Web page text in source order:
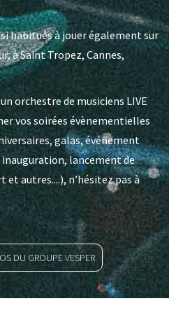
habitués à jouer également sur
à Saint Tropez, Cannes,
orchestre de musiciens LIVE
vos soirées évènementielles
galas, événement
lancement de
autres....), n’hésitez pas à
DU GROUPE VESPER